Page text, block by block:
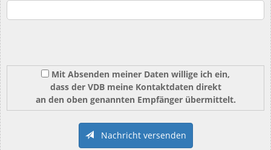
Mit Absenden meiner Daten willige ich ein,
dass der VDB meine Kontaktdaten direkt
an den oben genannten Empfänger übermittelt.
Nachricht versenden